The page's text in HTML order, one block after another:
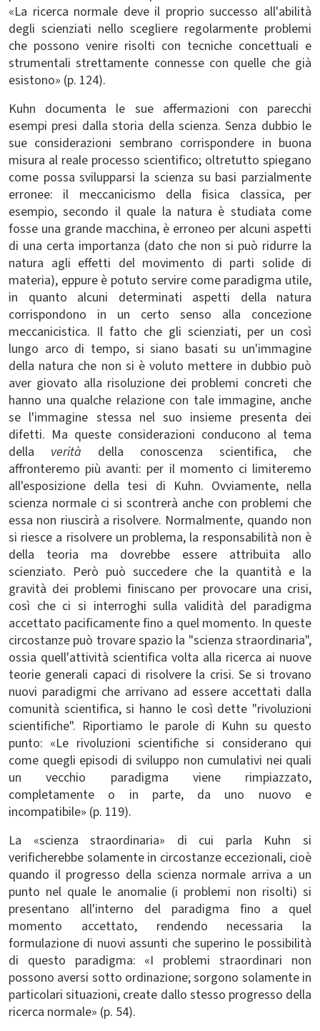
«La ricerca normale deve il proprio successo all'abilità
degli scienziati nello scegliere regolarmente problemi
che possono venire risolti con tecniche concettuali e
strumentali strettamente connesse con quelle che già
esistono» (p. 124).
Kuhn documenta le sue affermazioni con parecchi
esempi presi dalla storia della scienza. Senza dubbio le
sue considerazioni sembrano corrispondere in buona
misura al reale processo scientifico; oltretutto spiegano
come possa svilupparsi la scienza su basi parzialmente
erronee: il meccanicismo della fisica classica, per
esempio, secondo il quale la natura è studiata come
fosse una grande macchina, è erroneo per alcuni aspetti
di una certa importanza (dato che non si può ridurre la
natura agli effetti del movimento di parti solide di
materia), eppure è potuto servire come paradigma utile,
in quanto alcuni determinati aspetti della natura
corrispondono in un certo senso alla concezione
meccanicistica. Il fatto che gli scienziati, per un così
lungo arco di tempo, si siano basati su un'immagine
della natura che non si è voluto mettere in dubbio può
aver giovato alla risoluzione dei problemi concreti che
hanno una qualche relazione con tale immagine, anche
se l'immagine stessa nel suo insieme presenta dei
difetti. Ma queste considerazioni conducono al tema
della verità della conoscenza scientifica, che
affronteremo più avanti: per il momento ci limiteremo
all'esposizione della tesi di Kuhn. Ovviamente, nella
scienza normale ci si scontrerà anche con problemi che
essa non riuscirà a risolvere. Normalmente, quando non
si riesce a risolvere un problema, la responsabilità non è
della teoria ma dovrebbe essere attribuita allo
scienziato. Però può succedere che la quantità e la
gravità dei problemi finiscano per provocare una crisi,
così che ci si interroghi sulla validità del paradigma
accettato pacificamente fino a quel momento. In queste
circostanze può trovare spazio la "scienza straordinaria",
ossia quell'attività scientifica volta alla ricerca ai nuove
teorie generali capaci di risolvere la crisi. Se si trovano
nuovi paradigmi che arrivano ad essere accettati dalla
comunità scientifica, si hanno le così dette "rivoluzioni
scientifiche". Riportiamo le parole di Kuhn su questo
punto: «Le rivoluzioni scientifiche si considerano qui
come quegli episodi di sviluppo non cumulativi nei quali
un vecchio paradigma viene rimpiazzato,
completamente o in parte, da uno nuovo e
incompatibile» (p. 119).
La «scienza straordinaria» di cui parla Kuhn si
verificherebbe solamente in circostanze eccezionali, cioè
quando il progresso della scienza normale arriva a un
punto nel quale le anomalie (i problemi non risolti) si
presentano all'interno del paradigma fino a quel
momento accettato, rendendo necessaria la
formulazione di nuovi assunti che superino le possibilità
di questo paradigma: «I problemi straordinari non
possono aversi sotto ordinazione; sorgono solamente in
particolari situazioni, create dallo stesso progresso della
ricerca normale» (p. 54).